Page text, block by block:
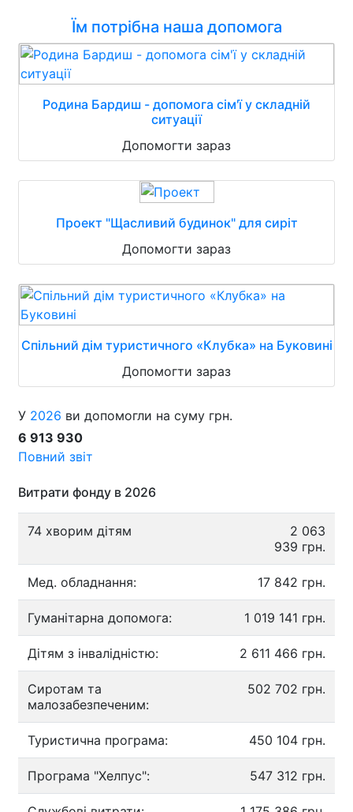
Їм потрібна наша допомога
Родина Бардиш - допомога сім'ї у складній
ситуації
Допомогти зараз
Проект "Щасливий будинок" для сиріт
Допомогти зараз
Спільний дім туристичного «Клубка» на Буковині
Допомогти зараз
У 2026 ви допомогли на суму грн.
6 913 930
Повний звіт
Витрати фонду в 2026
74 хворим дітям
2 063
939 грн.
Мед. обладнання: 17 842 грн.
Гуманітарна допомога: 1 019 141 грн.
Дітям з інвалідністю: 2 611 466 грн.
Сиротам та
малозабезпеченим:
502 702 грн.
Туристична програма: 450 104 грн.
Програма "Хелпус": 547 312 грн.